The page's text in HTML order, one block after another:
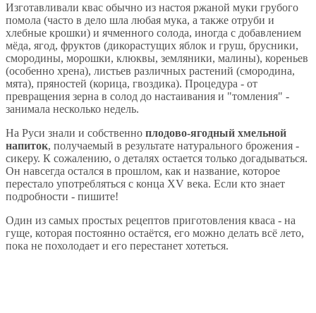
Изготавливали квас обычно из настоя ржаной муки грубого
помола (часто в дело шла любая мука, а также отруби и
хлебные крошки) и ячменного солода, иногда с добавлением
мёда, ягод, фруктов (дикорастущих яблок и груш, брусники,
смородины, морошки, клюквы, земляники, малины), кореньев
(особенно хрена), листьев различных растений (смородина,
мята), пряностей (корица, гвоздика). Процедура - от
превращения зерна в солод до настаивания и "томления" -
занимала несколько недель.
На Руси знали и собственно плодово-ягодный хмельной
напиток, получаемый в результате натурального брожения -
сикеру. К сожалению, о деталях остается только догадываться.
Он навсегда остался в прошлом, как и название, которое
перестало употребляться с конца XV века. Если кто знает
подробности - пишите!
Один из самых простых рецептов приготовления кваса - на
гуще, которая постоянно остаётся, его можно делать всё лето,
пока не похолодает и его перестанет хотеться.